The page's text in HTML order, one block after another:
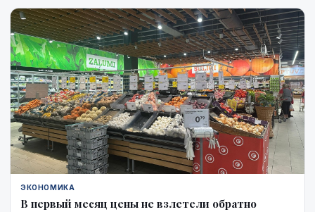
необходимого финансирования уже обеспечена и на чем
основан прогноз экспорта.
ЭКОНОМИКА
В первый месяц цены не взлетели обратно